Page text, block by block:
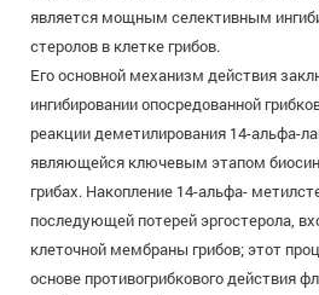
является мощным селективным
стеролов в клетке грибов.
Его основной механизм действия
ингибировании опосредованной
реакции деметилирования 14-альфа-
являющейся ключевым этапом
грибах. Накопление 14-альфа-
последующей потерей эргостерола,
клеточной мембраны грибов; этот
основе противогрибкового действия